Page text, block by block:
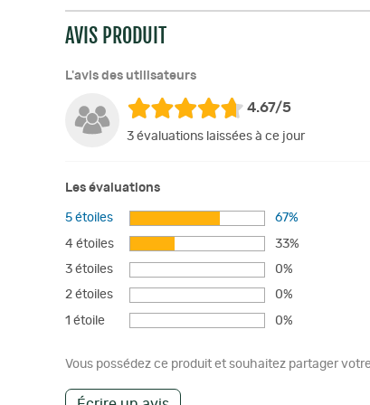
AVIS PRODUIT
L'avis des utilisateurs
4.67/5
3 évaluations laissées à ce jour
Les évaluations
5 étoiles 67%
4 étoiles 33%
3 étoiles 0%
2 étoiles 0%
1 étoile 0%
Vous possédez ce produit et souhaitez partager